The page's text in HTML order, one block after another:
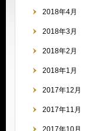
2018年4月
2018年3月
2018年2月
2018年1月
2017年12月
2017年11月
2017年10月